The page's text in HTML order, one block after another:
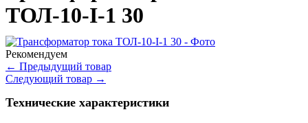
ТОЛ-10-I-1 30
Рекомендуем
← Предыдущий товар
Следующий товар →
Технические характеристики